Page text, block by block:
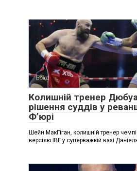
Бокс
Колишній тренер
рішення суддів у
Ф’юрі
Шейн МакГіган, колишній тренер
версією IBF у суперважкій вазі